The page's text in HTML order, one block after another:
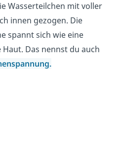
Wasserteilchen mit voller
innen gezogen. Die
spannt sich wie eine
Haut. Das nennst du auch